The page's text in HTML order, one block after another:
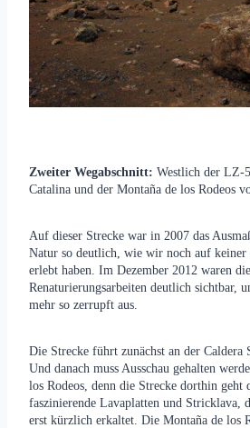
Zweiter Wegabschnitt: Westlich der LZ-
Catalina und der Montaña de los Rodeos
Auf dieser Strecke war in 2007 das
Natur so deutlich, wie wir noch auf keiner
erlebt haben. Im Dezember 2012 waren
Renaturierungsarbeiten deutlich sichtbar,
mehr so zerrupft aus.
Die Strecke führt zunächst an der Caldera
Und danach muss Ausschau gehalten
los Rodeos, denn die Strecke dorthin geht
faszinierende Lavaplatten und Stricklava,
erst kürzlich erkaltet. Die Montaña de los